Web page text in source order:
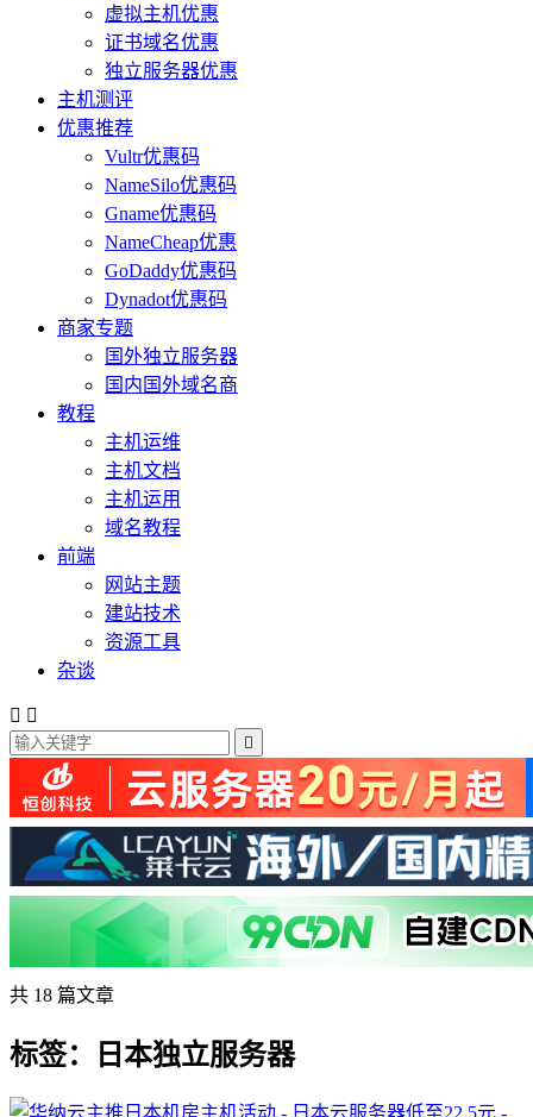
虚拟主机优惠
证书域名优惠
独立服务器优惠
主机测评
优惠推荐
Vultr优惠码
NameSilo优惠码
Gname优惠码
NameCheap优惠
GoDaddy优惠码
Dynadot优惠码
商家专题
国外独立服务器
国内国外域名商
教程
主机运维
主机文档
主机运用
域名教程
前端
网站主题
建站技术
资源工具
杂谈
 

共 18 篇文章
标签：日本独立服务器